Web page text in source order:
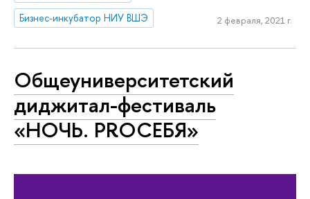
Бизнес-инкубатор НИУ ВШЭ
2 февраля, 2021 г.
Общеуниверситетский
диджитал-фестиваль
«НОЧЬ. PROСЕБЯ»